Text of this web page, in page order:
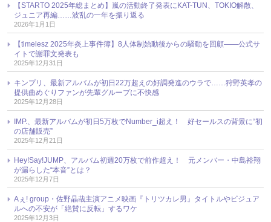
【STARTO 2025年総まとめ】嵐の活動終了発表にKAT-TUN、TOKIO解散、
ジュニア再編……波乱の一年を振り返る
2026年1月1日
【timelesz 2025年炎上事件簿】8人体制始動後からの騒動を回顧――公式サ
イトで謝罪文発表も
2025年12月31日
キンプリ、最新アルバムが初日22万超えの好調発進のウラで……狩野英孝の
提供曲めぐりファンが先輩グループに不快感
2025年12月28日
IMP.、最新アルバムが初日5万枚でNumber_i超え！ 好セールスの背景に“初
の店舗販売”
2025年12月21日
Hey!Say!JUMP、アルバム初週20万枚で前作超え！ 元メンバー・中島裕翔
が漏らした“本音”とは？
2025年12月7日
Aぇ! group・佐野晶哉主演アニメ映画『トリツカレ男』タイトルやビジュア
ルへの不安が「絶賛に反転」するワケ
2025年12月3日